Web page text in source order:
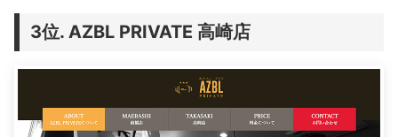
AZBL PRIVATE 高崎店